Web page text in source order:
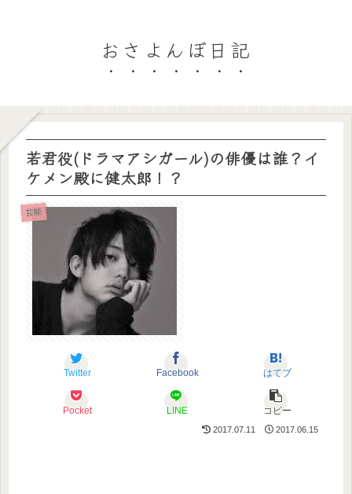
おさよんぼ日記
若君役(ドラマアシガール)の俳優は誰？イ
ケメン殿に健太郎！？
芸能
Twitter Facebook はてブ
Pocket LINE コピー
2017.07.11 2017.06.15